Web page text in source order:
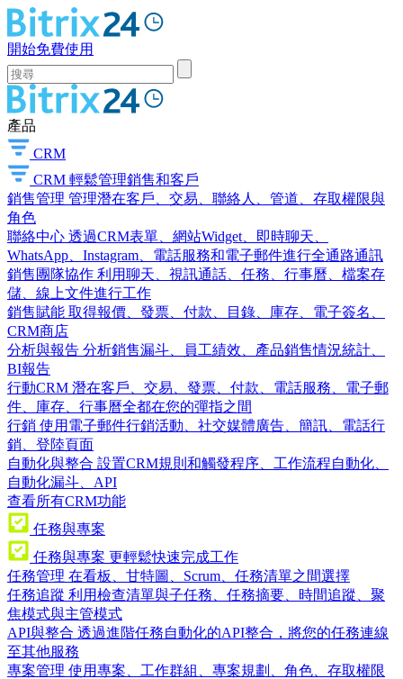
開始免費使用
產品
CRM
CRM 輕鬆管理銷售和客戶
銷售管理 管理潛在客戶、交易、聯絡人、管道、存取權限與
角色
聯絡中心 透過CRM表單、網站Widget、即時聊天、
WhatsApp、Instagram、電話服務和電子郵件進行全通路通訊
銷售團隊協作 利用聊天、視訊通話、任務、行事曆、檔案存
儲、線上文件進行工作
銷售賦能 取得報價、發票、付款、目錄、庫存、電子簽名、
CRM商店
分析與報告 分析銷售漏斗、員工績效、產品銷售情況統計、
BI報告
行動CRM 潛在客戶、交易、發票、付款、電話服務、電子郵
件、庫存、行事曆全都在您的彈指之間
行銷 使用電子郵件行銷活動、社交媒體廣告、簡訊、電話行
銷、登陸頁面
自動化與整合 設置CRM規則和觸發程序、工作流程自動化、
自動化漏斗、API
查看所有CRM功能
任務與專案
任務與專案 更輕鬆快速完成工作
任務管理 在看板、甘特圖、Scrum、任務清單之間選擇
任務追蹤 利用檢查清單與子任務、任務摘要、時間追蹤、聚
焦模式與主管模式
API與整合 透過進階任務自動化的API整合，將您的任務連線
至其他服務
專案管理 使用專案、工作群組、專案規劃、角色、存取權限